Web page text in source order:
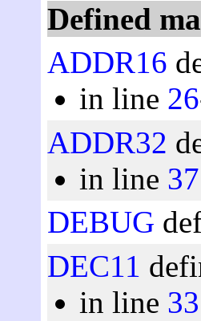
Defined
ADDR16
in line 26
ADDR32
in line 37
DEBUG
DEC11
in line 33